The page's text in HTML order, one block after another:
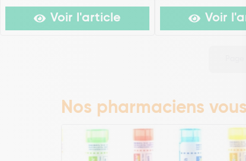
Voir l'article Voir
Nos pharmaciens